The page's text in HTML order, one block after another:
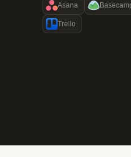
Asana
Trello